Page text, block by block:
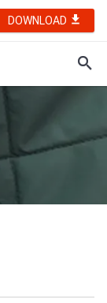
DOWNLOAD